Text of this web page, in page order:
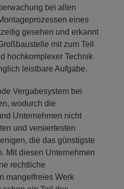
bei allen
eines
gesehen und erkannt
mit zum Teil
hochkomplexer Technik
leistbare Aufgabe.
Vergabesystem bei
wodurch die
Unternehmen nicht
und versiertesten
die das günstigste
Mit diesen Unternehmen
rechtliche
mangelfreies Werk